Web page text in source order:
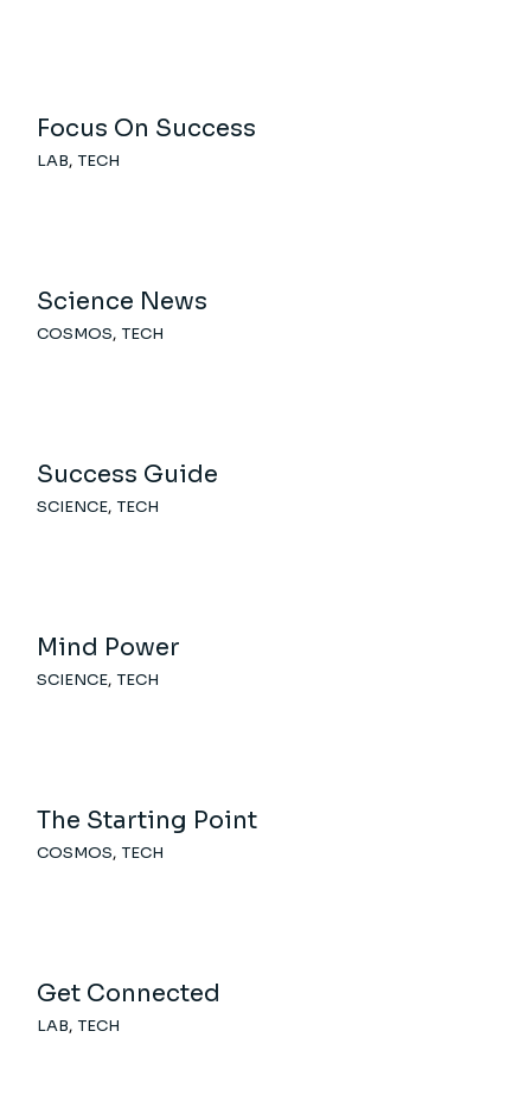
Focus On Success
LAB TECH
Science News
COSMOS TECH
Success Guide
SCIENCE TECH
Mind Power
SCIENCE TECH
The Starting Point
COSMOS TECH
Get Connected
LAB TECH